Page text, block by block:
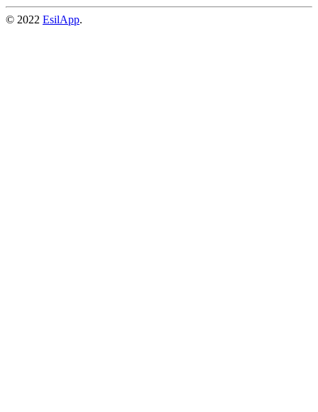
© 2022 EsilApp.